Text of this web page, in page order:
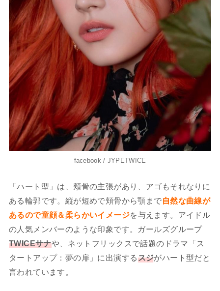
facebook / JYPETWICE
「ハート型」は、頬骨の主張があり、アゴもそれなりに
ある輪郭です。縦が短めで頬骨から顎まで自然な曲線が
あるので童顔＆柔らかいイメージを与えます。アイドル
の人気メンバーのような印象です。ガールズグループ
TWICEサナや、ネットフリックスで話題のドラマ「ス
タートアップ：夢の扉」に出演するスジがハート型だと
言われています。